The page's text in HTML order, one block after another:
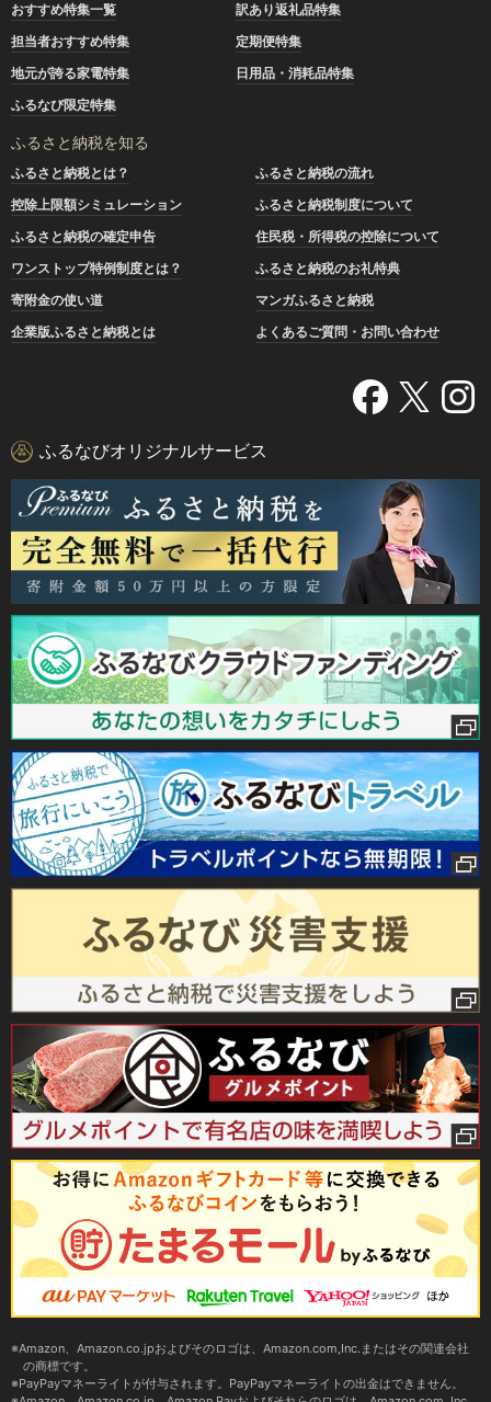
おすすめ特集一覧
訳あり返礼品特集
担当者おすすめ特集
定期便特集
地元が誇る家電特集
日用品・消耗品特集
ふるなび限定特集
ふるさと納税を知る
ふるさと納税とは？
ふるさと納税の流れ
控除上限額シミュレーション
ふるさと納税制度について
ふるさと納税の確定申告
住民税・所得税の控除について
ワンストップ特例制度とは？
ふるさと納税のお礼特典
寄附金の使い道
マンガふるさと納税
企業版ふるさと納税とは
よくあるご質問・お問い合わせ
ふるなびオリジナルサービス
Amazon、Amazon.co.jpおよびそのロゴは、Amazon.com,Inc.またはその関連会社
の商標です。
PayPayマネーライトが付与されます。PayPayマネーライトの出金はできません。